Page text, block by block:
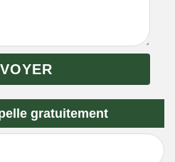
gratuitement